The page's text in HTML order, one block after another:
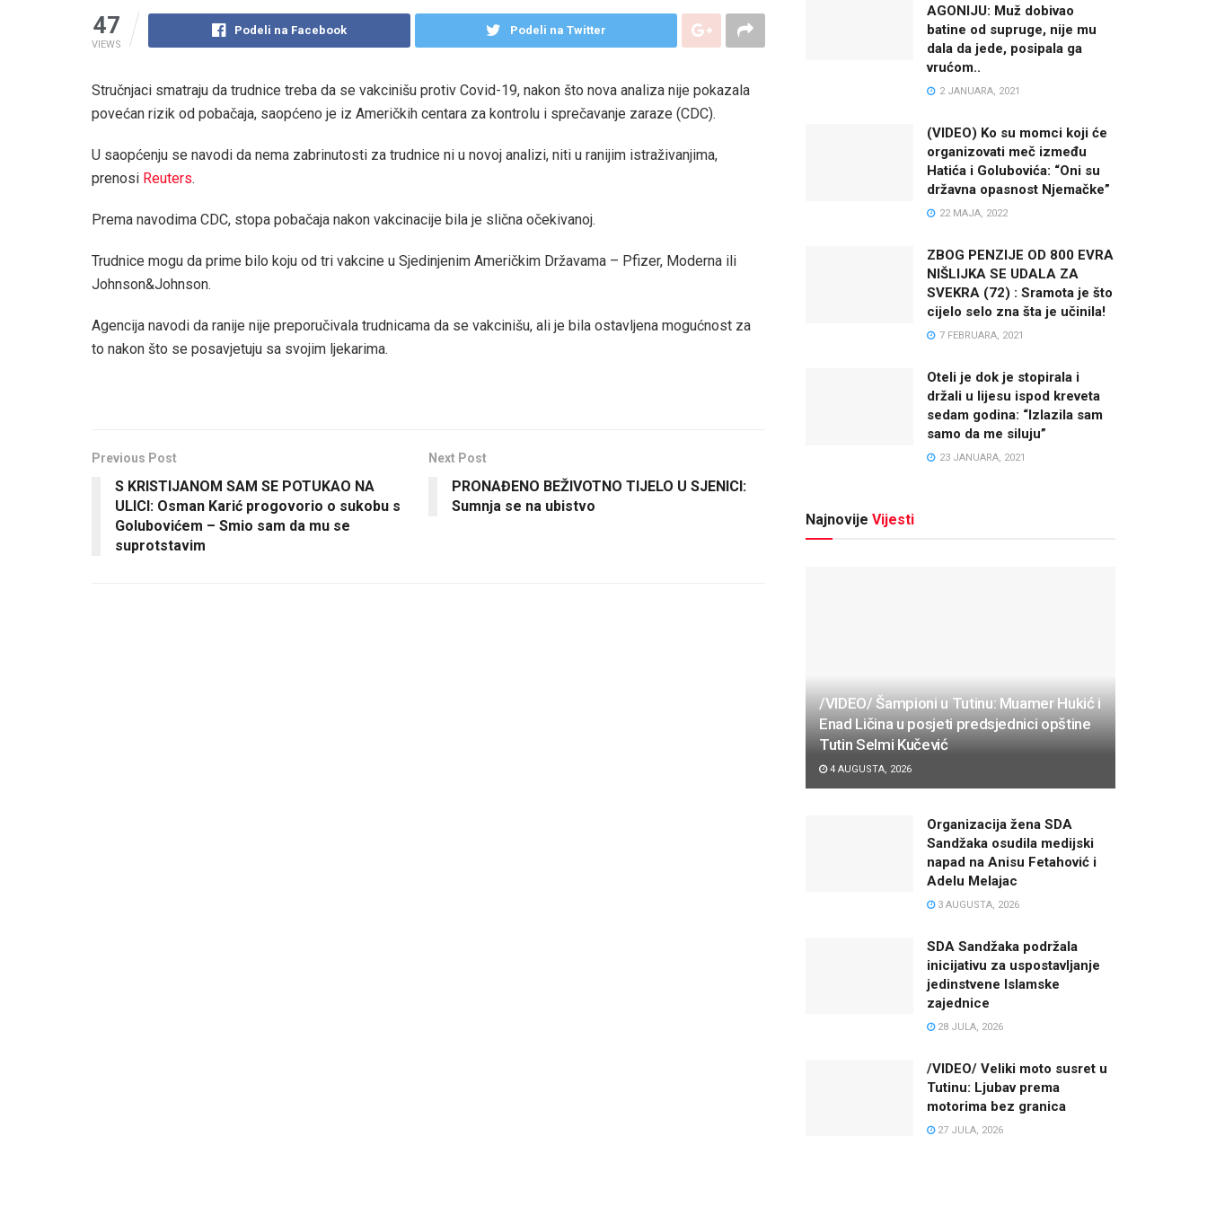
47
VIEWS
Podeli na Facebook Podeli na Twitter
Stručnjaci smatraju da trudnice treba da se vakcinišu protiv Covid-19, nakon što nova analiza nije pokazala
povećan rizik od pobačaja, saopćeno je iz Američkih centara za kontrolu i sprečavanje zaraze (CDC).
U saopćenju se navodi da nema zabrinutosti za trudnice ni u novoj analizi, niti u ranijim istraživanjima,
prenosi Reuters.
Prema navodima CDC, stopa pobačaja nakon vakcinacije bila je slična očekivanoj.
Trudnice mogu da prime bilo koju od tri vakcine u Sjedinjenim Američkim Državama – Pfizer, Moderna ili
Johnson&Johnson.
Agencija navodi da ranije nije preporučivala trudnicama da se vakcinišu, ali je bila ostavljena mogućnost za
to nakon što se posavjetuju sa svojim ljekarima.
Previous Post
S KRISTIJANOM SAM SE POTUKAO NA
ULICI: Osman Karić progovorio o sukobu s
Golubovićem – Smio sam da mu se
suprotstavim
Next Post
PRONAĐENO BEŽIVOTNO TIJELO U SJENICI:
Sumnja se na ubistvo
AGONIJU: Muž dobivao
batine od supruge, nije mu
dala da jede, posipala ga
vrućom..
2 JANUARA, 2021
(VIDEO) Ko su momci koji će
organizovati meč između
Hatića i Golubovića: “Oni su
državna opasnost Njemačke”
22 MAJA, 2022
ZBOG PENZIJE OD 800 EVRA
NIŠLIJKA SE UDALA ZA
SVEKRA (72) : Sramota je što
cijelo selo zna šta je učinila!
7 FEBRUARA, 2021
Oteli je dok je stopirala i
držali u lijesu ispod kreveta
sedam godina: “Izlazila sam
samo da me siluju”
23 JANUARA, 2021
Najnovije Vijesti
/VIDEO/ Šampioni u Tutinu: Muamer Hukić i
Enad Ličina u posjeti predsjednici opštine
Tutin Selmi Kučević
4 AUGUSTA, 2026
Organizacija žena SDA
Sandžaka osudila medijski
napad na Anisu Fetahović i
Adelu Melajac
3 AUGUSTA, 2026
SDA Sandžaka podržala
inicijativu za uspostavljanje
jedinstvene Islamske
zajednice
28 JULA, 2026
/VIDEO/ Veliki moto susret u
Tutinu: Ljubav prema
motorima bez granica
27 JULA, 2026